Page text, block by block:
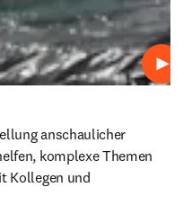
anschaulicher
komplexe Themen
Kollegen und